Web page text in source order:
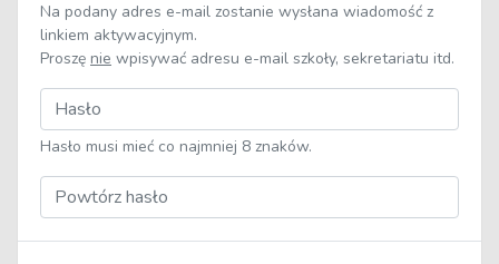
Na podany adres e-mail zostanie wysłana wiadomość z
linkiem aktywacyjnym.
Proszę nie wpisywać adresu e-mail szkoły, sekretariatu itd.
Hasło musi mieć co najmniej 8 znaków.